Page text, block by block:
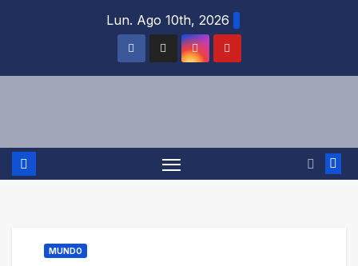
Lun. Ago 10th, 2026
MUNDO